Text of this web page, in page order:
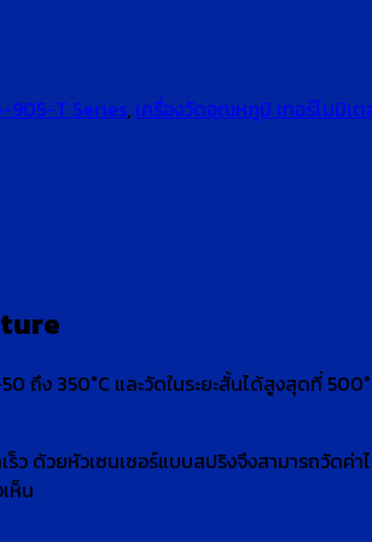
905-T Series, เครื่องวัดอุณหภูมิ เทอร์โมมิเต
และวัดในระยะสั้นได้สูงสุดที่
ยหัวเซนเซอร์แบบสปริงจึงสามารถวัดค่าไ
ห็น